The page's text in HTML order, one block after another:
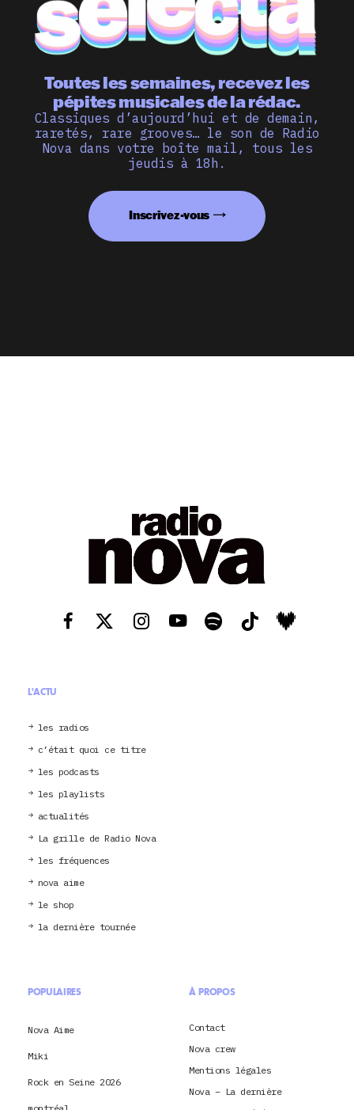
Toutes les semaines, recevez les
pépites musicales de la rédac.
Classiques d’aujourd’hui et de demain,
raretés, rare grooves… le son de Radio
Nova dans votre boîte mail, tous les
jeudis à 18h.
Inscrivez-vous
L'ACTU
les radios
c’était quoi ce titre
les podcasts
les playlists
actualités
La grille de Radio Nova
les fréquences
nova aime
le shop
la dernière tournée
POPULAIRES
Nova Aime
Miki
Rock en Seine 2026
montréal
À PROPOS
Contact
Nova crew
Mentions légales
Nova – La dernière